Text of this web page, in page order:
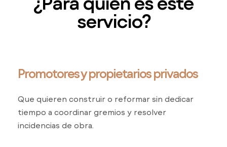
servicio?
Promotores y propietarios privados
Que quieren construir o reformar sin dedicar
tiempo a coordinar gremios y resolver
incidencias de obra.